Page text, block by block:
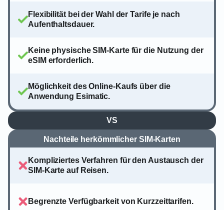
Flexibilität bei der Wahl der Tarife je nach
Aufenthaltsdauer.
Keine physische SIM-Karte für die Nutzung der
eSIM erforderlich.
Möglichkeit des Online-Kaufs über die
Anwendung Esimatic.
VS
Nachteile herkömmlicher SIM-Karten
Kompliziertes Verfahren für den Austausch der
SIM-Karte auf Reisen.
Begrenzte Verfügbarkeit von Kurzzeittarifen.